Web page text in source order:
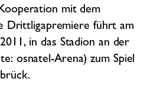
mit dem
Drittligapremiere führt am
in das Stadion an der
osnatel-Arena) zum Spiel